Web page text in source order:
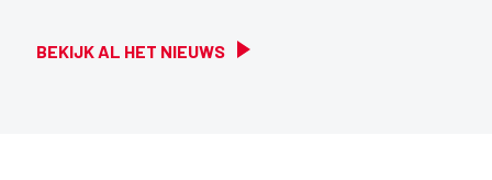
BEKIJK AL HET NIEUWS